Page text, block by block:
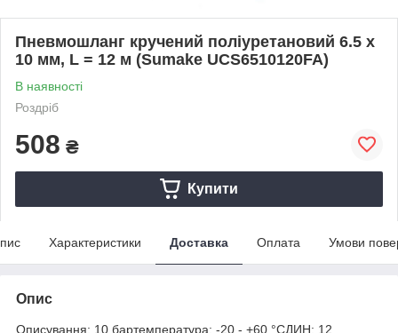
Пневмошланг кручений поліуретановий 6.5 х
10 мм, L = 12 м (Sumake UCS6510120FA)
В наявності
Роздріб
508 ₴
Купити
Характеристики Доставка Оплата Умови
Опис
Описування: 10 бартемпература: -20 - +60 °CДИН: 12